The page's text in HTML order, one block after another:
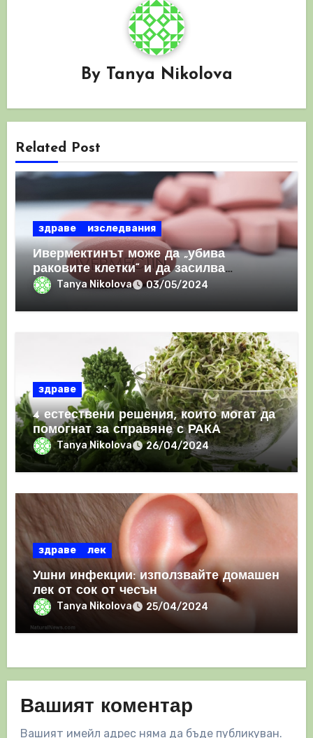
By Tanya Nikolova
Related Post
здраве изследвания
Ивермектинът може да „убива
раковите клетки“ и да засилва
имунния отговор
Tanya Nikolova 03/05/2024
здраве
4 естествени решения, които могат да
помогнат за справяне с РАКА
Tanya Nikolova 26/04/2024
здраве лек
Ушни инфекции: използвайте домашен
лек от сок от чесън
Tanya Nikolova 25/04/2024
Вашият коментар
Вашият имейл адрес няма да бъде публикуван.